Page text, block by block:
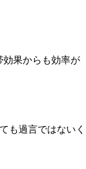
効果からも効率が
も過言ではないく